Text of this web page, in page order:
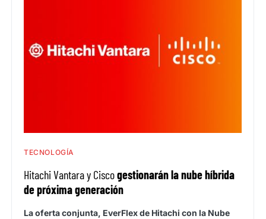
TECNOLOGÍA
Hitachi Vantara y Ciscogestionarán la nube híbrida
de próxima generación
La oferta conjunta, EverFlex de Hitachi con la Nube